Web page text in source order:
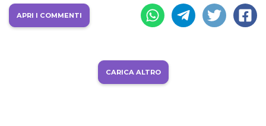
APRI I COMMENTI
CARICA ALTRO